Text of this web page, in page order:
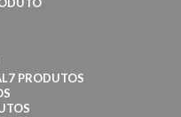
7 PRODUTOS